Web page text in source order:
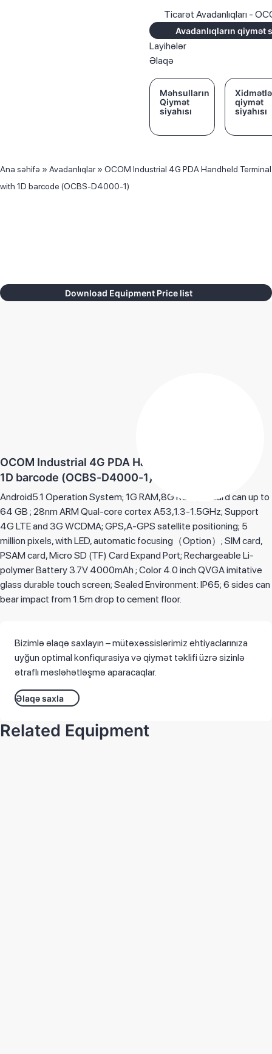
Ticarət Avadanlıqları -
Avadanlıqların qiymət
Layihələr
Əlaqə
Məhsulların
Qiymət
siyahısı
qiymət
siyahısı
Ana səhifə » Avadanlıqlar» OCOM Industrial 4G PDA Handheld Terminal
with 1D barcode (OCBS-D4000-1)
Download Equipment Price list
OCOM Industrial 4G PDA Handheld Terminal with
1D barcode (OCBS-D4000-1)
Android5.1 Operation System; 1G RAM,8G ROM,TF card can up to
64 GB ; 28nm ARM Qual-core cortex A53,1.3-1.5GHz; Support
4G LTE and 3G WCDMA; GPS,A-GPS satellite positioning; 5
million pixels, with LED, automatic focusing（Option）; SIM card,
PSAM card, Micro SD (TF) Card Expand Port; Rechargeable Li-
polymer Battery 3.7V 4000mAh ; Color 4.0 inch QVGA imitative
glass durable touch screen; Sealed Environment: IP65; 6 sides can
bear impact from 1.5m drop to cement floor.
Bizimlə əlaqə saxlayın – mütəxəssislərimiz ehtiyaclarınıza
uyğun optimal konfiqurasiya və qiymət təklifi üzrə sizinlə
ətraflı məsləhətləşmə aparacaqlar.
Əlaqə saxla
Related Equipment